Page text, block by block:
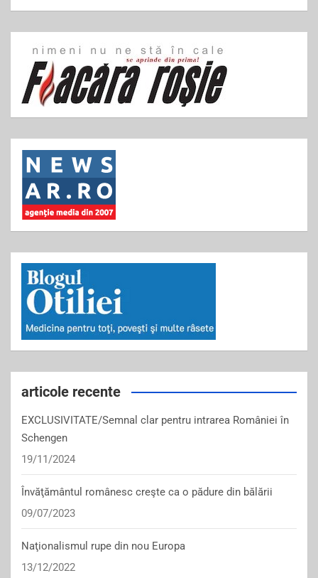
articole recente
EXCLUSIVITATE/Semnal clar pentru intrarea României în
Schengen
19/11/2024
Învăţământul românesc creşte ca o pădure din bălării
09/07/2023
Naţionalismul rupe din nou Europa
13/12/2022